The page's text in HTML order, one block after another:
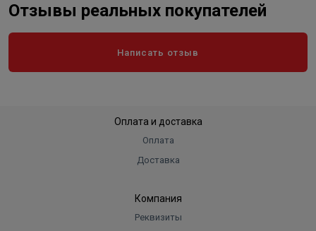
Отзывы реальных покупателей
Написать отзыв
Оплата и доставка
Оплата
Доставка
Компания
Реквизиты